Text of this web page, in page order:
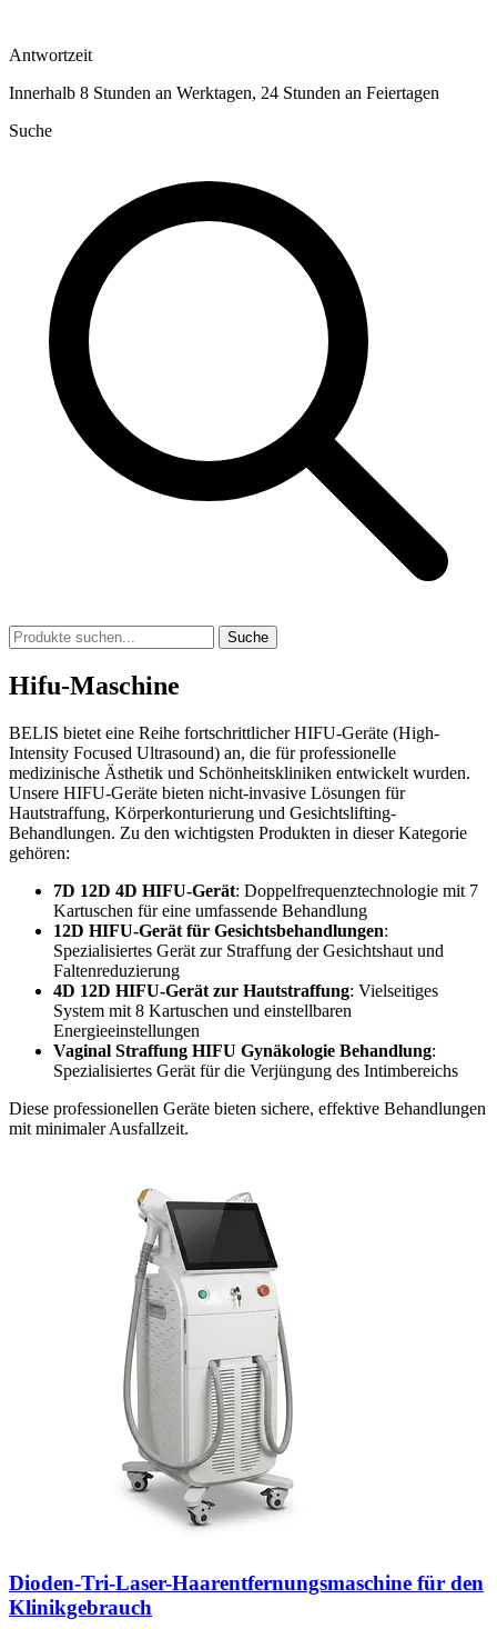
Antwortzeit
Innerhalb 8 Stunden an Werktagen, 24 Stunden an Feiertagen
Suche
Suche
Hifu-Maschine
BELIS bietet eine Reihe fortschrittlicher HIFU-Geräte (High-
Intensity Focused Ultrasound) an, die für professionelle
medizinische Ästhetik und Schönheitskliniken entwickelt wurden.
Unsere HIFU-Geräte bieten nicht-invasive Lösungen für
Hautstraffung, Körperkonturierung und Gesichtslifting-
Behandlungen. Zu den wichtigsten Produkten in dieser Kategorie
gehören:
7D 12D 4D HIFU-Gerät: Doppelfrequenztechnologie mit 7
Kartuschen für eine umfassende Behandlung
12D HIFU-Gerät für Gesichtsbehandlungen:
Spezialisiertes Gerät zur Straffung der Gesichtshaut und
Faltenreduzierung
4D 12D HIFU-Gerät zur Hautstraffung: Vielseitiges
System mit 8 Kartuschen und einstellbaren
Energieeinstellungen
Vaginal Straffung HIFU Gynäkologie Behandlung:
Spezialisiertes Gerät für die Verjüngung des Intimbereichs
Diese professionellen Geräte bieten sichere, effektive Behandlungen
mit minimaler Ausfallzeit.
Dioden-Tri-Laser-Haarentfernungsmaschine für den
Klinikgebrauch